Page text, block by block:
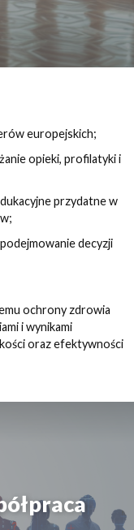
europejskich;
opieki, profilatyki i
przydatne w
decyzji
ochrony zdrowia
i wynikami
oraz efektywności